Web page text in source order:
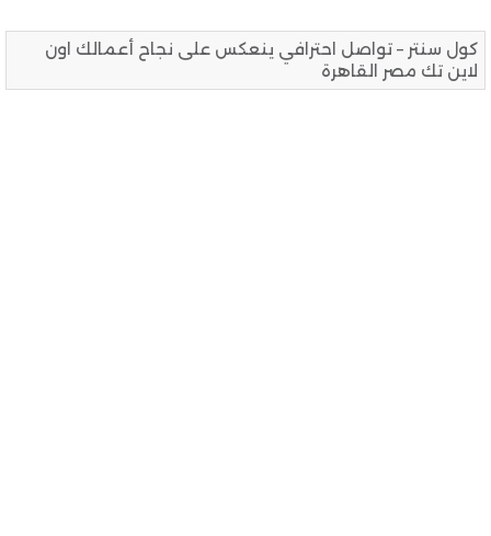
كول سنتر – تواصل احترافي ينعكس على نجاح أعمالك اون
لاين تك مصر القاهرة